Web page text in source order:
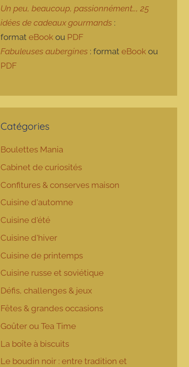
Un peu, beaucoup, passionnément…, 25
idées de cadeaux gourmands :
formateBook ou PDF
Fabuleuses aubergines : formateBook ou
PDF
Catégories
Boulettes Mania
Cabinet de curiosités
Confitures & conserves maison
Cuisine d'automne
Cuisine d'été
Cuisine d'hiver
Cuisine de printemps
Cuisine russe et soviétique
Défis, challenges & jeux
Fêtes & grandes occasions
Goûter ou Tea Time
La boîte à biscuits
Le boudin noir : entre tradition et